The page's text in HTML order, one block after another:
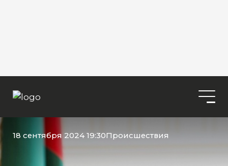
18 сентября 2024 19:30Происшествия